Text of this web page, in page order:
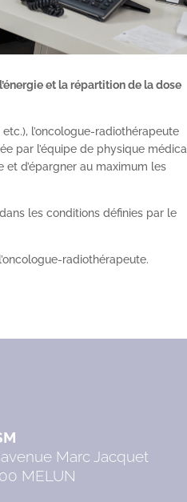
et la répartition de la dose
l’oncologue-radiothérapeute
par l’équipe de physique
d’épargner au maximum les
les conditions définies par le
radiothérapeute.
Marc Jacquet
MELUN